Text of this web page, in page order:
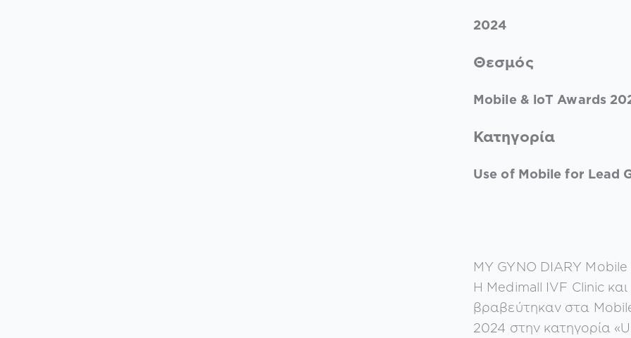
2024
Θεσμός
Mobile & loT Awards
Κατηγορία
Use of Mobile for Lead
MY GYNO DIARY
Η Medimall IVF Clinic
βραβεύτηκαν στα
2024 στην κατηγορία